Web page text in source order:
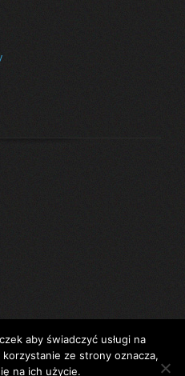
aby świadczyć usługi na
ze strony oznacza,
na ich użycie.